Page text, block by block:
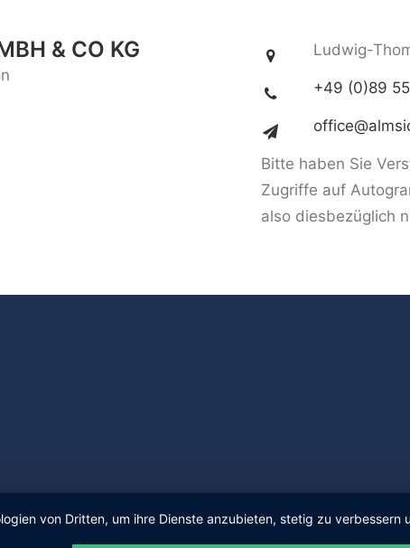
& CO KG Ludwig-
+49 (0)89
Bitte haben Sie
Zugriffe auf
also diesbezüglich
von Dritten, um ihre Dienste anzubieten, stetig zu